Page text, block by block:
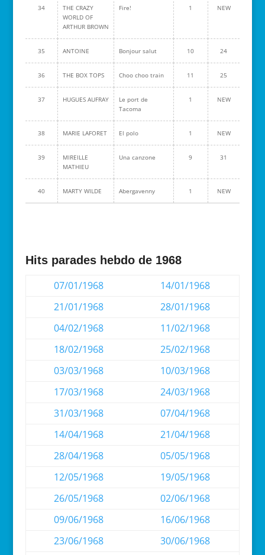
34
THE CRAZY
WORLD OF
ARTHUR BROWN
Fire! 1 NEW
35 ANTOINE Bonjour salut 10 24
36 THE BOX TOPS Choo choo train 11 25
37 HUGUES AUFRAY
Le port de
Tacoma
1 NEW
38 MARIE LAFORET El polo 1 NEW
39
MIREILLE
MATHIEU
Una canzone 9 31
40 MARTY WILDE Abergavenny 1 NEW
Hits parades hebdo de 1968
07/01/1968
14/01/1968
21/01/1968
28/01/1968
04/02/1968
11/02/1968
18/02/1968
25/02/1968
03/03/1968
10/03/1968
17/03/1968
24/03/1968
31/03/1968
07/04/1968
14/04/1968
21/04/1968
28/04/1968
05/05/1968
12/05/1968
19/05/1968
26/05/1968
02/06/1968
09/06/1968
16/06/1968
23/06/1968
30/06/1968